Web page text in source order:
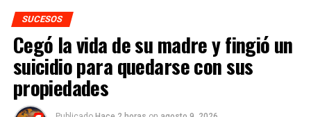
SUCESOS
Cegó la vida de su madre y fingió un
suicidio para quedarse con sus
propiedades